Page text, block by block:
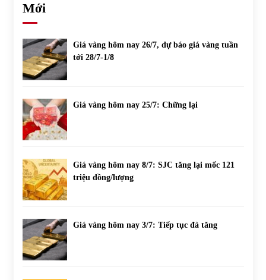
Mới
Giá vàng hôm nay 26/7, dự báo giá vàng tuần
tới 28/7-1/8
Giá vàng hôm nay 25/7: Chững lại
Giá vàng hôm nay 8/7: SJC tăng lại mốc 121
triệu đồng/lượng
Giá vàng hôm nay 3/7: Tiếp tục đà tăng